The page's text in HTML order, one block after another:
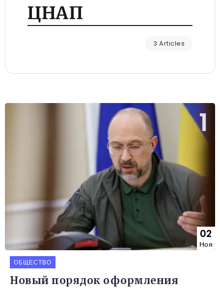
ЦНАП
3 Articles
02
Ноя
ОБЩЕСТВО
Новый порядок оформления